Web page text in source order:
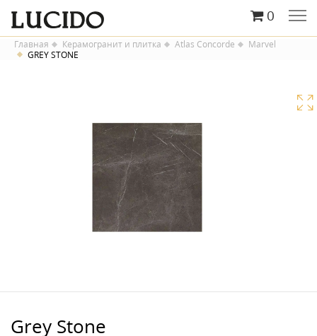
0
Главная Керамогранит и плитка Atlas Concorde
Marvel
GREY STONE
Grey Stone